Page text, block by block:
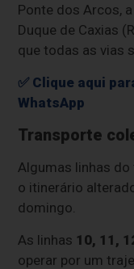
Ponte dos Arcos,
Duque de Caxias
que todas as vias
✅ Clique aqui
WhatsApp
Transporte
Algumas linhas
o itinerário
domingo.
As linhas 10, 11,
operar por um